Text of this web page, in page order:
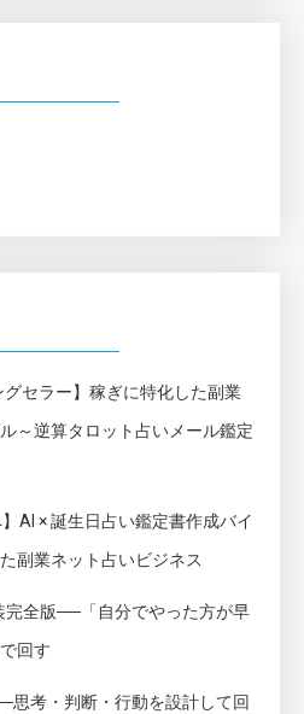
セラー】稼ぎに特化した副業
～逆算タロット占いメール鑑定
AI × 誕生日占い鑑定書作成バイ
副業ネット占いビジネス
完全版──「自分でやった方が早
回す
思考・判断・行動を設計して回